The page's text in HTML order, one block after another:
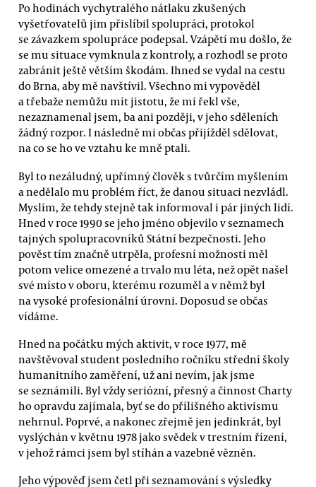
Po hodinách vychytralého nátlaku zkušených
vyšetřovatelů jim přislíbil spolupráci, protokol
se závazkem spolupráce podepsal. Vzápětí mu došlo, že
se mu situace vymknula z kontroly, a rozhodl se proto
zabránit ještě větším škodám. Ihned se vydal na cestu
do Brna, aby mě navštívil. Všechno mi vypověděl
a třebaže nemůžu mít jistotu, že mi řekl vše,
nezaznamenal jsem, ba ani později, v jeho sděleních
žádný rozpor. I následně mi občas přijížděl sdělovat,
na co se ho ve vztahu ke mně ptali.
Byl to nezáludný, upřímný člověk s tvůrčím myšlením
a nedělalo mu problém říct, že danou situaci nezvládl.
Myslím, že tehdy stejně tak informoval i pár jiných lidí.
Hned v roce 1990 se jeho jméno objevilo v seznamech
tajných spolupracovníků Státní bezpečnosti. Jeho
pověst tím značně utrpěla, profesní možnosti měl
potom velice omezené a trvalo mu léta, než opět našel
své místo v oboru, kterému rozuměl a v němž byl
na vysoké profesionální úrovni. Doposud se občas
vídáme.
Hned na počátku mých aktivit, v roce 1977, mě
navštěvoval student posledního ročníku střední školy
humanitního zaměření, už ani nevím, jak jsme
se seznámili. Byl vždy seriózní, přesný a činnost Charty
ho opravdu zajímala, byť se do přílišného aktivismu
nehrnul. Poprvé, a nakonec zřejmě jen jedinkrát, byl
vyslýchán v květnu 1978 jako svědek v trestním řízení,
v jehož rámci jsem byl stíhán a vazebně vězněn.
Jeho výpověď jsem četl při seznamování s výsledky